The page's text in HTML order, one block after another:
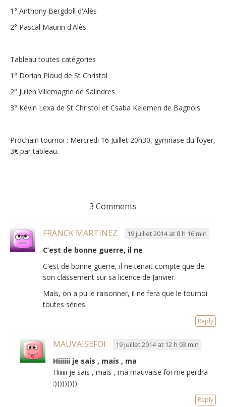
1° Anthony Bergdoll d'Alès
2° Pascal Maurin d'Alès
Tableau toutes catégories
1° Dorian Pioud de St Christol
2° Julien Villemagne de Salindres
3° Kévin Lexa de St Christol et Csaba Kelemen de Bagnols
Prochain tournoi : Mercredi 16 Juillet 20h30, gymnase du foyer,
3€ par tableau.
3 Comments
FRANCK MARTINEZ 19 juillet 2014 at 8 h 16 min
C’est de bonne guerre, il ne
C'est de bonne guerre, il ne tenait compte que de
son classement sur sa licence de Janvier.
Mais, on a pu le raisonner, il ne fera que le tournoi
toutes séries.
Reply
MAUVAISEFOI 19 juillet 2014 at 12 h 03 min
Hiiiiii je sais , mais , ma
Hiiiiii je sais , mais , ma mauvaise foi me perdra
:)))))))))
Reply